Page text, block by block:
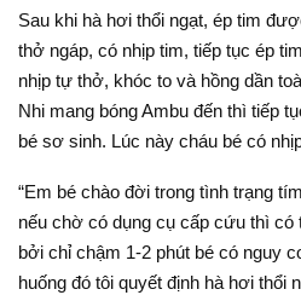
Sau khi hà hơi thổi ngạt, ép tim
thở ngáp, có nhịp tim, tiếp tục ép
nhịp tự thở, khóc to và hồng dần
Nhi mang bóng Ambu đến thì tiếp
bé sơ sinh. Lúc này cháu bé có
“Em bé chào đời trong tình trạng
nếu chờ có dụng cụ cấp cứu thì có
bởi chỉ chậm 1-2 phút bé có nguy
huống đó tôi quyết định hà hơi thổi